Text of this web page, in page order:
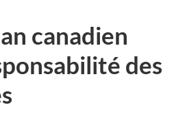
canadien
des